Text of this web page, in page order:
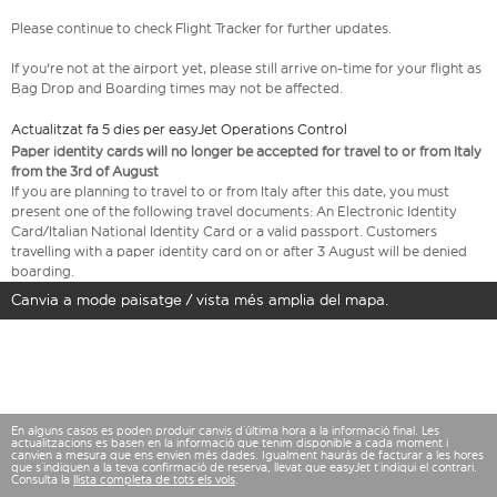
Please continue to check Flight Tracker for further updates.
If you're not at the airport yet, please still arrive on-time for your flight as
Bag Drop and Boarding times may not be affected.
Actualitzat fa 5 dies per easyJet Operations Control
Paper identity cards will no longer be accepted for travel to or from Italy
from the 3rd of August
If you are planning to travel to or from Italy after this date, you must
present one of the following travel documents: An Electronic Identity
Card/Italian National Identity Card or a valid passport. Customers
travelling with a paper identity card on or after 3 August will be denied
boarding.
Canvia a mode paisatge / vista més amplia del mapa.
En alguns casos es poden produir canvis d’última hora a la informació final. Les
actualitzacions es basen en la informació que tenim disponible a cada moment i
canvien a mesura que ens envien més dades. Igualment hauràs de facturar a les hores
que s’indiquen a la teva confirmació de reserva, llevat que easyJet t’indiqui el contrari.
Consulta la llista completa de tots els vols.